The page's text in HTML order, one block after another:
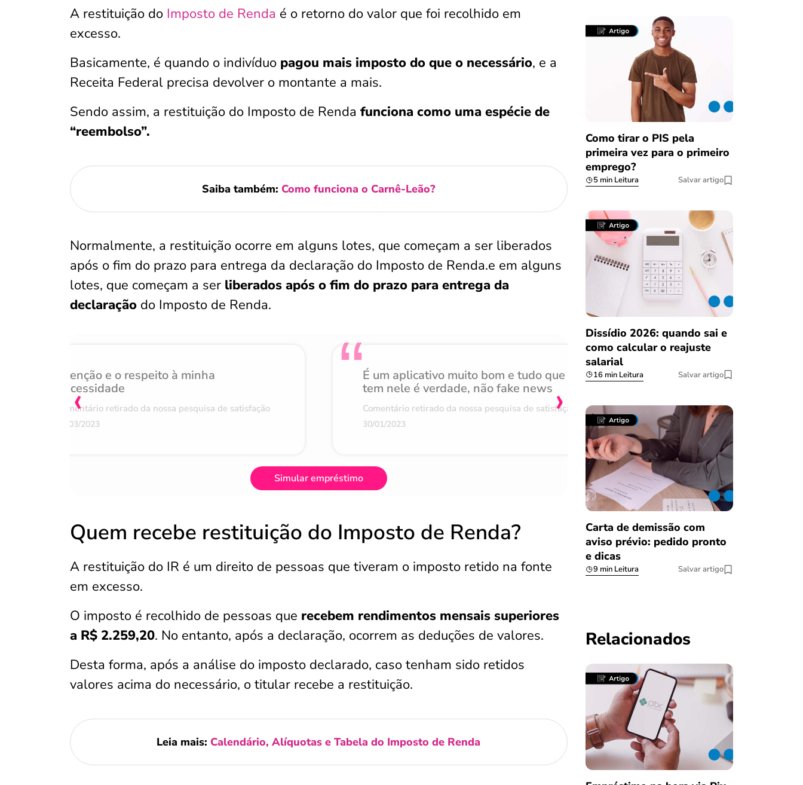
A restituição do Imposto de Renda é o retorno do valor que foi recolhido em
excesso.
Basicamente, é quando o indivíduo pagou mais imposto do que o necessário, e a
Receita Federal precisa devolver o montante a mais.
Sendo assim, a restituição do Imposto de Renda funciona como uma espécie de
“reembolso”.
Saiba também: Como funciona o Carnê-Leão?
Normalmente, a restituição ocorre em alguns lotes, que começam a ser liberados
após o fim do prazo para entrega da declaração do Imposto de Renda.e em alguns
lotes, que começam a ser liberados após o fim do prazo para entrega da
declaração do Imposto de Renda.
Atenção e o respeito à minha
necessidade
Comentário retirado da nossa pesquisa de satisfação
07/03/2023
É um aplicativo muito bom e tudo que
tem nele é verdade, não fake news
Comentário retirado da nossa pesquisa de satisfação
30/01/2023
Achei muito rápido,
Comentário retirado da nossa
08/03/2023
‹ ›
Simular empréstimo
Quem recebe restituição do Imposto de Renda?
A restituição do IR é um direito de pessoas que tiveram o imposto retido na fonte
em excesso.
O imposto é recolhido de pessoas que recebem rendimentos mensais superiores
a R$ 2.259,20. No entanto, após a declaração, ocorrem as deduções de valores.
Desta forma, após a análise do imposto declarado, caso tenham sido retidos
valores acima do necessário, o titular recebe a restituição.
Leia mais: Calendário, Alíquotas e Tabela do Imposto de Renda
Como tirar o PIS pela
primeira vez para o primeiro
emprego?
5 min Leitura Salvar artigo
Dissídio 2026: quando sai e
como calcular o reajuste
salarial
16 min Leitura Salvar artigo
Carta de demissão com
aviso prévio: pedido pronto
e dicas
9 min Leitura Salvar artigo
Relacionados